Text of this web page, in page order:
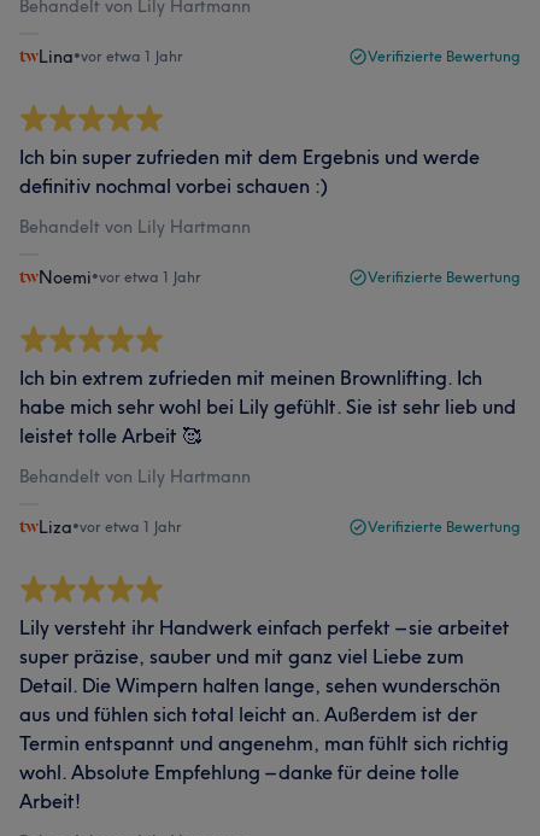
Behandelt von Lily Hartmann
Lina•vor etwa 1 Jahr Verifizierte Bewertung
Ich bin super zufrieden mit dem Ergebnis und werde
definitiv nochmal vorbei schauen :)
Behandelt von Lily Hartmann
Noemi•vor etwa 1 Jahr Verifizierte Bewertung
Ich bin extrem zufrieden mit meinen Brownlifting. Ich
habe mich sehr wohl bei Lily gefühlt. Sie ist sehr lieb und
leistet tolle Arbeit 🥰
Behandelt von Lily Hartmann
Liza•vor etwa 1 Jahr Verifizierte Bewertung
Lily versteht ihr Handwerk einfach perfekt – sie arbeitet
super präzise, sauber und mit ganz viel Liebe zum
Detail. Die Wimpern halten lange, sehen wunderschön
aus und fühlen sich total leicht an. Außerdem ist der
Termin entspannt und angenehm, man fühlt sich richtig
wohl. Absolute Empfehlung – danke für deine tolle
Arbeit!